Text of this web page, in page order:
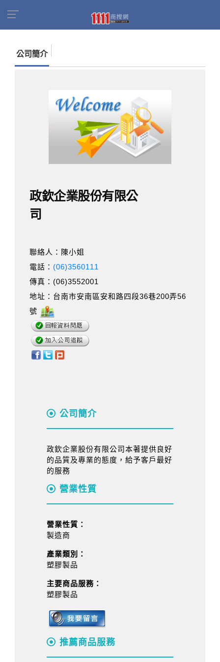
公司簡介
政欽企業股份有限公
司
聯絡人：陳小姐
電話： (06)3560111
傳真：(06)3552001
地址：台南市安南區安和路四段36巷200弄56
號
公司簡介
政欽企業股份有限公司本著提供良好
的品質及專業的態度，給予客戶最好
的服務
營業性質
營業性質：
製造商
產業類別：
塑膠製品
主要商品服務：
塑膠製品
推薦商品服務